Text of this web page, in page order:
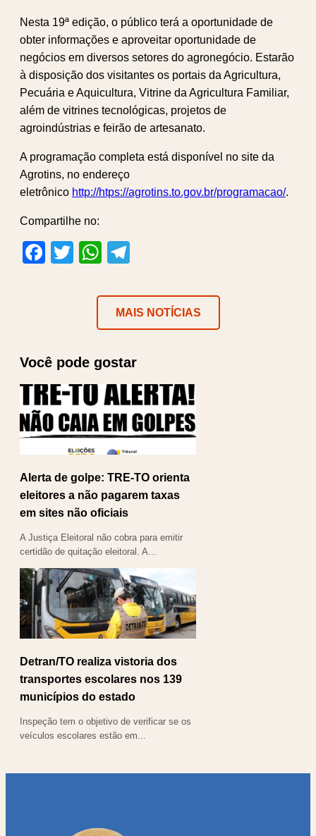
Nesta 19ª edição, o público terá a oportunidade de
obter informações e aproveitar oportunidade de
negócios em diversos setores do agronegócio. Estarão
à disposição dos visitantes os portais da Agricultura,
Pecuária e Aquicultura, Vitrine da Agricultura Familiar,
além de vitrines tecnológicas, projetos de
agroindústrias e feirão de artesanato.
A programação completa está disponível no site da
Agrotins, no endereço
eletrônico http://htps://agrotins.to.gov.br/programacao/.
Compartilhe no:
Facebook
TwitterWhatsApp
MAIS NOTÍCIAS
Você pode gostar
Alerta de golpe: TRE-TO orienta
eleitores a não pagarem taxas
em sites não oficiais
A Justiça Eleitoral não cobra para emitir
certidão de quitação eleitoral. A...
Detran/TO realiza vistoria dos
transportes escolares nos 139
municípios do estado
Inspeção tem o objetivo de verificar se os
veículos escolares estão em...